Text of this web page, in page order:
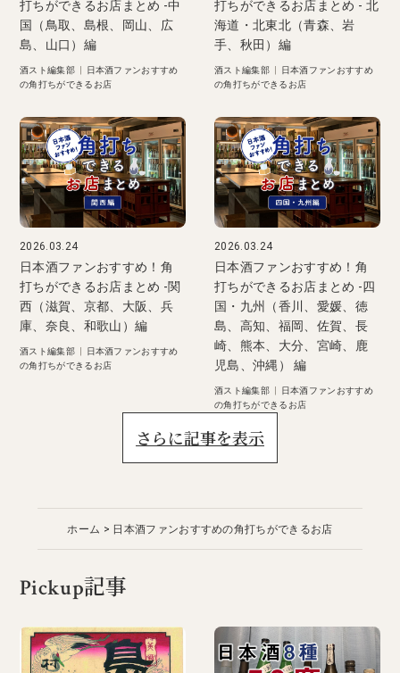
打ちができるお店まとめ -中
国（鳥取、島根、岡山、広
島、山口）編
酒スト編集部|
日本酒ファンおすすめ
の角打ちができるお店
打ちができるお店まとめ - 北
海道・北東北（青森、岩
手、秋田）編
酒スト編集部
日本酒ファンおすすめ
の角打ちができるお店
2026.03.24
日本酒ファンおすすめ！角
打ちができるお店まとめ -関
西（滋賀、京都、大阪、兵
庫、奈良、和歌山）編
酒スト編集部|
日本酒ファンおすすめ
の角打ちができるお店
2026.03.24
日本酒ファンおすすめ！角
打ちができるお店まとめ -四
国・九州（香川、愛媛、徳
島、高知、福岡、佐賀、長
崎、熊本、大分、宮崎、鹿
児島、沖縄） 編
酒スト編集部
日本酒ファンおすすめ
の角打ちができるお店
さらに記事を表示
ホーム 日本酒ファンおすすめの角打ちができるお店
Pickup記事